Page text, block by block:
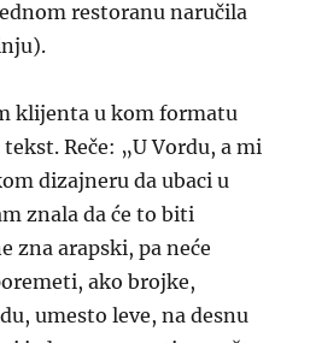
restoranu naručila
klijenta u kom formatu
Reče: „U Vordu, a mi
dizajneru da ubaci u
znala da će to biti
zna arapski, pa neće
ako brojke,
umesto leve, na desnu